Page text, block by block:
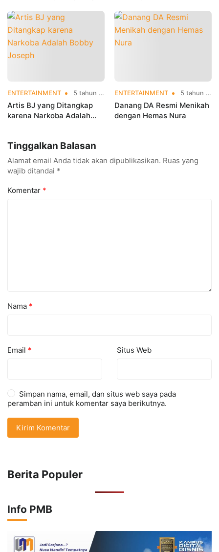
Slavina
Pengasuhan Gala
ENTERTAINMENT 5 tahun yang lalu
Artis BJ yang Ditangkap
karena Narkoba Adalah
ENTERTAINMENT 5 tahun yang lalu
Danang DA Resmi Menikah
dengan Hemas Nura
Tinggalkan Balasan
Alamat email Anda tidak akan dipublikasikan. Ruas yang
wajib ditandai *
Komentar *
Nama *
Email * Situs Web
Simpan nama, email, dan situs web saya pada
peramban ini untuk komentar saya berikutnya.
Berita Populer
Info PMB